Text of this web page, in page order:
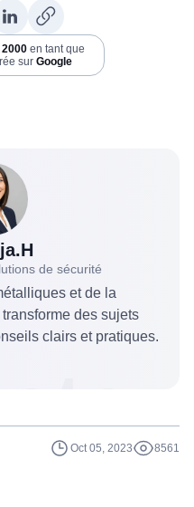
2000en tant que
sur Google
de sécurité
et de la
des sujets
clairs et pratiques.
Oct 05, 2023 8561